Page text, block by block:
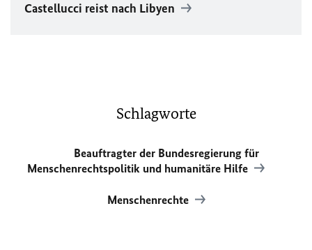
Castellucci reist nach Libyen
Schlagworte
Beauftragter der Bundesregierung für
Menschenrechtspolitik und humanitäre Hilfe
Menschenrechte